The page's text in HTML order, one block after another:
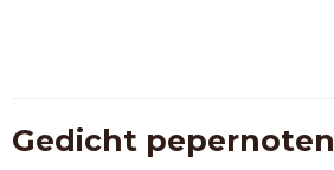
Gedicht pepernoten